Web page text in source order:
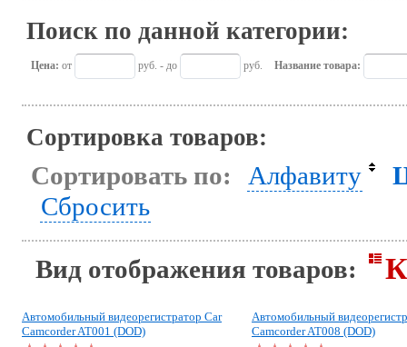
Поиск по данной категории:
Цена: от руб. - до руб. Название товара:
Сортировка товаров:
Сортировать по: Алфавиту
Сбросить
Вид отображения товаров:
Автомобильный видеорегистратор Car
Camcorder AT001 (DOD)
Автомобильный
Camcorder AT008 (DOD)